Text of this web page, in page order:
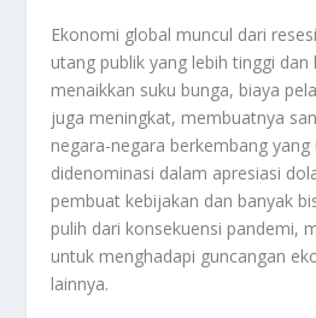
Ekonomi global muncul dari
utang publik yang lebih tinggi
menaikkan suku bunga, biaya
juga meningkat, membuatnya
negara-negara berkembang yang
didenominasi dalam apresiasi
pembuat kebijakan dan banyak
pulih dari konsekuensi pandemi,
untuk menghadapi guncangan
lainnya.